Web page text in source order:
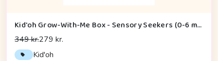
Kid'oh Grow-With-Me Box - Sensory Seekers (0-6 mdr.)
349 kr.279 kr.
Kid'oh